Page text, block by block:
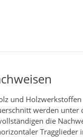
und Holzwerkstoffen
werden unter
die
Tragglieder